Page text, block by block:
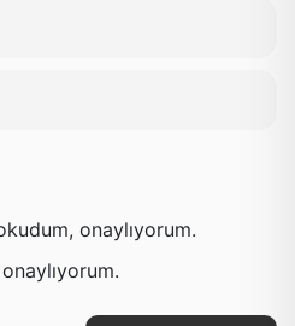
onaylıyorum.